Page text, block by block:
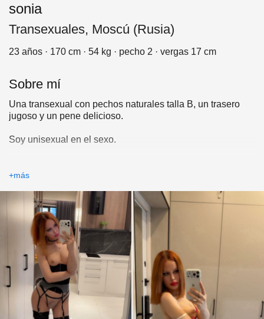
sonia
Transexuales, Moscú (Rusia)
23 años · 170 cm · 54 kg · pecho 2 · vergas 17 cm
Sobre mí
Una transexual con pechos naturales talla B, un trasero
jugoso y un pene delicioso.
Soy unisexual en el sexo.
fetichismo de pies, sentarme en el trasero, semen, orina,
fisting, eyaculación y vestirte con lencería. Lo tengo todo.
Vivo sola y encuentros sin pago por adelantado. Envía un
mensaje o llama para hablar. También tengo videos
sexuales y mis propios videos porno.
+más